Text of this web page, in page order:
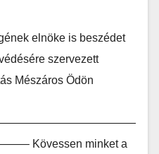
elnöke is beszédet
szervezett
Mészáros Ödön
minket a